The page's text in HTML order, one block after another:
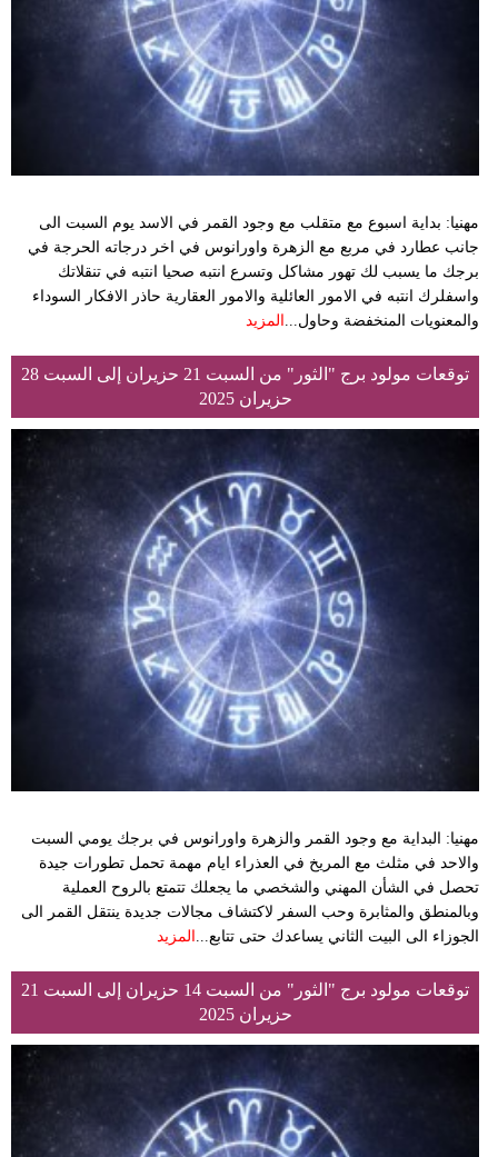
مهنيا: بداية اسبوع مع متقلب مع وجود القمر في الاسد يوم السبت الى
جانب عطارد في مربع مع الزهرة واورانوس في اخر درجاته الحرجة في
برجك ما يسبب لك تهور مشاكل وتسرع انتبه صحيا انتبه في تنقلاتك
واسفلرك انتبه في الامور العائلية والامور العقارية حاذر الافكار السوداء
والمعنويات المنخفضة وحاول...
المزيد
توقعات مولود برج "الثور" من السبت 21 حزيران إلى السبت 28
حزيران 2025
مهنيا: البداية مع وجود القمر والزهرة واورانوس في برجك يومي السبت
والاحد في مثلث مع المريخ في العذراء ايام مهمة تحمل تطورات جيدة
تحصل في الشأن المهني والشخصي ما يجعلك تتمتع بالروح العملية
وبالمنطق والمثابرة وحب السفر لاكتشاف مجالات جديدة ينتقل القمر الى
الجوزاء الى البيت الثاني يساعدك حتى تتابع... المزيد
توقعات مولود برج "الثور" من السبت 14 حزيران إلى السبت 21
حزيران 2025